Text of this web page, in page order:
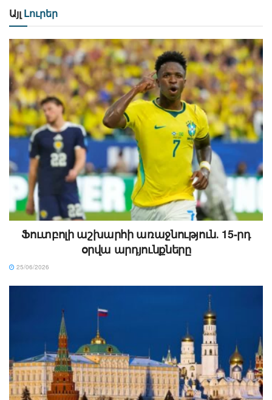
Այլ Լուրեր
Ֆուտբոլի աշխարհի առաջնություն․ 15-րդ
օրվա արդյունքները
25/06/2026